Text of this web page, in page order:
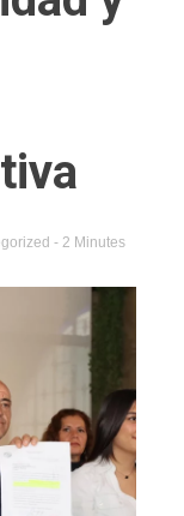
- 2 Minutes